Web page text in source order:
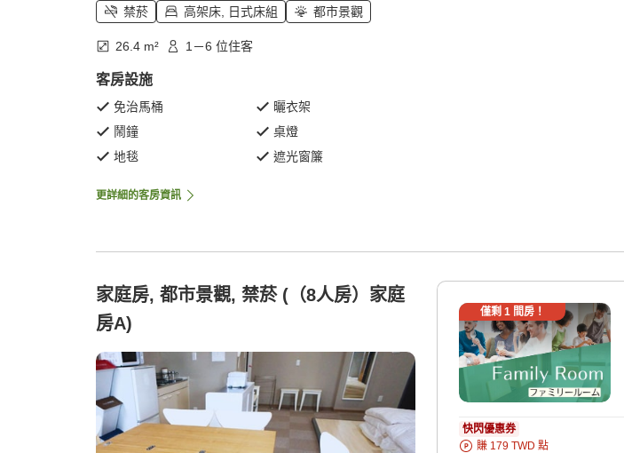
禁菸 高架床, 日式床組 都市景觀
26.4 m² 1－6 位住客
客房設施
免治馬桶
曬衣架
鬧鐘
桌燈
地毯
遮光窗簾
更詳細的客房資訊
家庭房, 都市景觀, 禁菸 (（8人房）家庭
房A)
僅剩 1 間房！
快閃優惠券
賺 179 TWD 點